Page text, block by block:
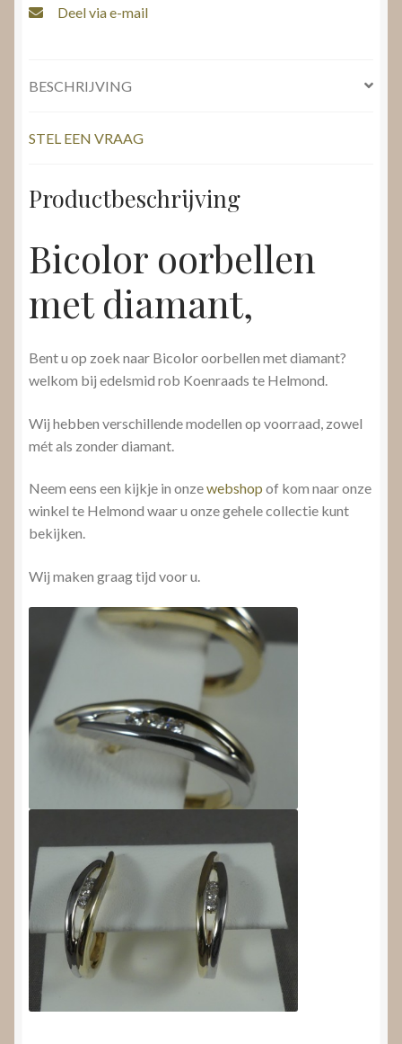
Deel via e-mail
BESCHRIJVING
STEL EEN VRAAG
Productbeschrijving
Bicolor oorbellen
met diamant,
Bent u op zoek naar Bicolor oorbellen met diamant?
welkom bij edelsmid rob Koenraads te Helmond.
Wij hebben verschillende modellen op voorraad, zowel
mét als zonder diamant.
Neem eens een kijkje in onzewebshop of kom naar onze
winkel te Helmond waar u onze gehele collectie kunt
bekijken.
Wij maken graag tijd voor u.